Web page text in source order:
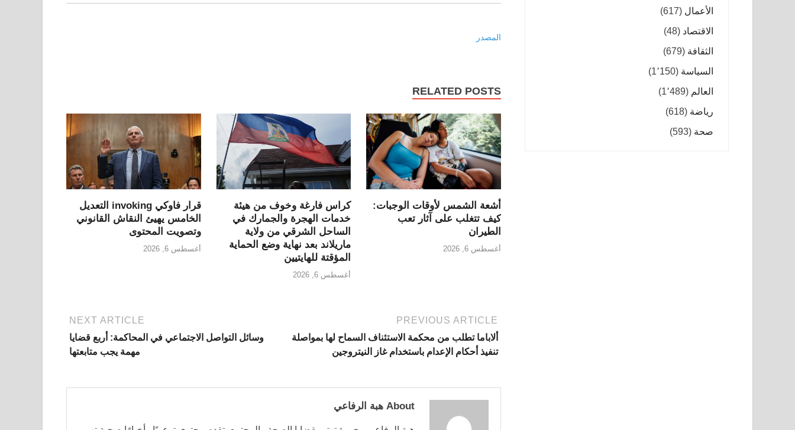
المصدر
RELATED POSTS
أشعة الشمس لأوقات الوجبات:
كيف تتغلب على آثار تعب
الطيران
أغسطس 6, 2026
كراس فارغة وخوف من هيئة
خدمات الهجرة والجمارك في
الساحل الشرقي من ولاية
ماريلاند بعد نهاية وضع الحماية
المؤقتة للهايتيين
أغسطس 6, 2026
قرار فاوكي invoking التعديل
الخامس يهيئ النقاش القانوني
وتصويت المحتوى
أغسطس 6, 2026
PREVIOUS ARTICLE
ألاباما تطلب من محكمة الاستئناف السماح لها بمواصلة
تنفيذ أحكام الإعدام باستخدام غاز النيتروجين
NEXT ARTICLE
وسائل التواصل الاجتماعي في المحاكمة: أربع قضايا
مهمة يجب متابعتها
About هبة الرفاعي
الأعمال (617)
الاقتصاد (48)
الثقافة (679)
السياسة (1٬150)
العالم (1٬489)
رياضة (618)
صحة (593)